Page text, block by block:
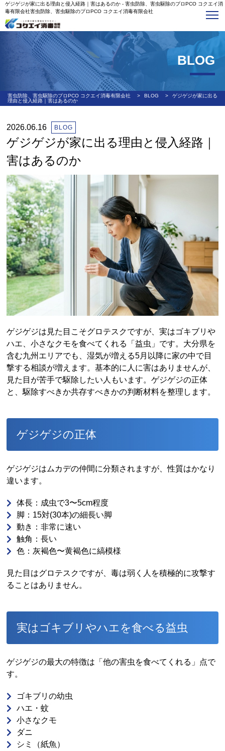
ゲジゲジが家に出る理由と侵入経路｜害はあるのか - 害虫防除、害虫駆除のプロPCO コクエイ消
毒有限会社害虫防除、害虫駆除のプロPCO コクエイ消毒有限会社
BLOG
害虫防除、害虫駆除のプロPCO コクエイ消毒有限会社 > BLOG >
ゲジゲジが家に出る
理由と侵入経路｜害はあるのか
2026.06.16 BLOG
ゲジゲジが家に出る理由と侵入経路｜
害はあるのか
ゲジゲジは見た目こそグロテスクですが、実はゴキブリや
ハエ、小さなクモを食べてくれる「益虫」です。大分県を
含む九州エリアでも、湿気が増える5月以降に家の中で目
撃する相談が増えます。基本的に人に害はありませんが、
見た目が苦手で駆除したい人もいます。ゲジゲジの正体
と、駆除すべきか共存すべきかの判断材料を整理します。
ゲジゲジの正体
ゲジゲジはムカデの仲間に分類されますが、性質はかなり
違います。
体長：成虫で3〜5cm程度
脚：15対(30本)の細長い脚
動き：非常に速い
触角：長い
色：灰褐色〜黄褐色に縞模様
見た目はグロテスクですが、毒は弱く人を積極的に攻撃す
ることはありません。
実はゴキブリやハエを食べる益虫
ゲジゲジの最大の特徴は「他の害虫を食べてくれる」点で
す。
ゴキブリの幼虫
ハエ・蚊
小さなクモ
ダニ
シミ（紙魚）